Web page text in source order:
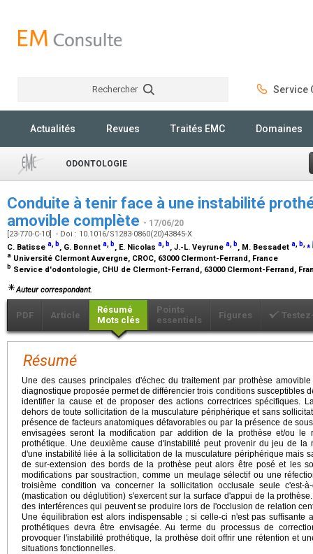
Rechercher Service
Actualités Revues Traités EMC Domaines
ODONTOLOGIE
Conduite à tenir face à une instabilité
amovible complète - 17/06/20
[23-770-C-10] - Doi : 10.1016/S1283-0860(20)43845-X
C. Batisse a, b, G. Bonnet a, b, E. Nicolas a, b, J.-L. Veyrune a, b, M. Bessadet a, b,⁎
a Université Clermont Auvergne, CROC, 63000 Clermont-Ferrand, France
b Service d'odontologie, CHU de Clermont-Ferrand, 63000 Clermont-Ferrand,
Auteur correspondant.
PDF Article
Résumé
Mots clés
Points
essentiels
Figures
Résumé
Une des causes principales d'échec du traitement par prothèse
diagnostique proposée permet de différencier trois conditions susceptibles
identifier la cause et de proposer des actions correctrices spécifiques.
dehors de toute sollicitation de la musculature périphérique et sans
présence de facteurs anatomiques défavorables ou par la présence de
envisagées seront la modification par addition de la prothèse et/ou le
prothétique. Une deuxième cause d'instabilité peut provenir du jeu de la
d'une instabilité liée à la sollicitation de la musculature périphérique mais
de sur-extension des bords de la prothèse peut alors être posé et les
modifications par soustraction, comme un meulage sélectif ou une
troisième condition va concerner la sollicitation occlusale seule c'est-
(mastication ou déglutition) s'exercent sur la surface d'appui de la
des interférences qui peuvent se produire lors de l'occlusion de relation
Une équilibration est alors indispensable ; si celle-ci n'est pas suffisante
prothétiques devra être envisagée. Au terme du processus de
provoquer l'instabilité prothétique, la prothèse doit offrir une rétention et
situations fonctionnelles.